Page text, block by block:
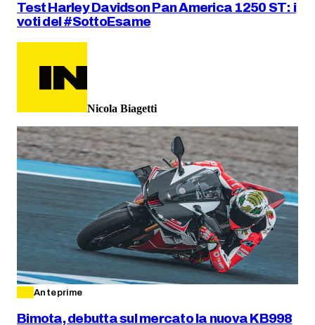
Test Harley Davidson Pan America 1250 ST: i
voti del #SottoEsame
Nicola Biagetti
Anteprime
Bimota, debutta sul mercato la nuova KB998